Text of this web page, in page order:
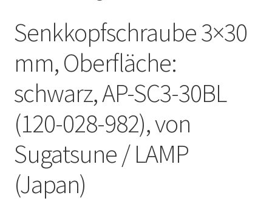
Senkkopfschraube 3×30
mm, Oberfläche:
schwarz, AP-SC3-30BL
(120-028-982), von
Sugatsune / LAMP
(Japan)